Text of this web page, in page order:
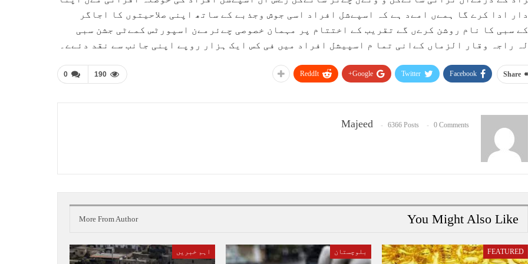
ادا کرے گا ہمےں امےد ہے کہ اسپےشل افراد اسی جوش وجذبے کے ساتھ اپنی صلاحیتوں کا اجاگر
سبی کا نام روشن کرےں گے تقریب کے اختتام پر مہمان خصوصی چےئرمےن اسپورٹس کمےٹی جشن سبی
راجہ وقار الزماں کےانی تما م اسپیشل افراد میں فی کس ایک ہزار روپے اپنی جانب سے نقد دئےے۔
0 190 Share
Facebook
Twitter
Google+
ReddIt
Majeed 6366 Posts 0 Comments
You Might Also Like
More From Author
FEATURED بلوچستان اہم خبریں